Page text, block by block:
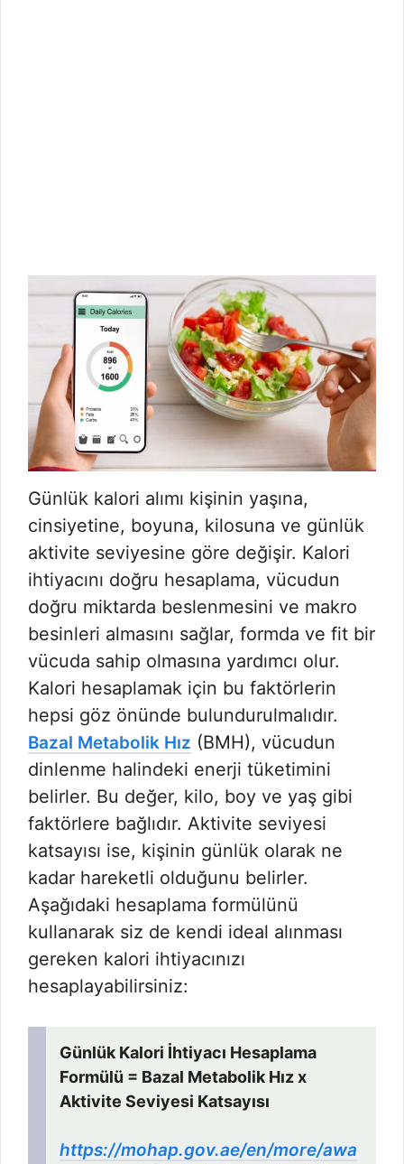
Günlük kalori alımı kişinin yaşına,
cinsiyetine, boyuna, kilosuna ve günlük
aktivite seviyesine göre değişir. Kalori
ihtiyacını doğru hesaplama, vücudun
doğru miktarda beslenmesini ve makro
besinleri almasını sağlar, formda ve fit bir
vücuda sahip olmasına yardımcı olur.
Kalori hesaplamak için bu faktörlerin
hepsi göz önünde bulundurulmalıdır.
Bazal Metabolik Hız (BMH), vücudun
dinlenme halindeki enerji tüketimini
belirler. Bu değer, kilo, boy ve yaş gibi
faktörlere bağlıdır. Aktivite seviyesi
katsayısı ise, kişinin günlük olarak ne
kadar hareketli olduğunu belirler.
Aşağıdaki hesaplama formülünü
kullanarak siz de kendi ideal alınması
gereken kalori ihtiyacınızı
hesaplayabilirsiniz:
Günlük Kalori İhtiyacı Hesaplama
Formülü = Bazal Metabolik Hız x
Aktivite Seviyesi Katsayısı
https://mohap.gov.ae/en/more/awa